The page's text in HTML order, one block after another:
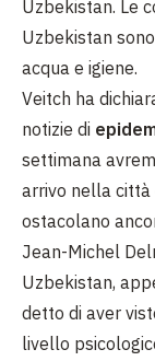
Uzbekistan. Le
Uzbekistan
acqua e igiene.
Veitch ha
notizie di
settimana
arrivo nella città
ostacolano
Jean-Michel
Uzbekistan,
detto di aver
livello